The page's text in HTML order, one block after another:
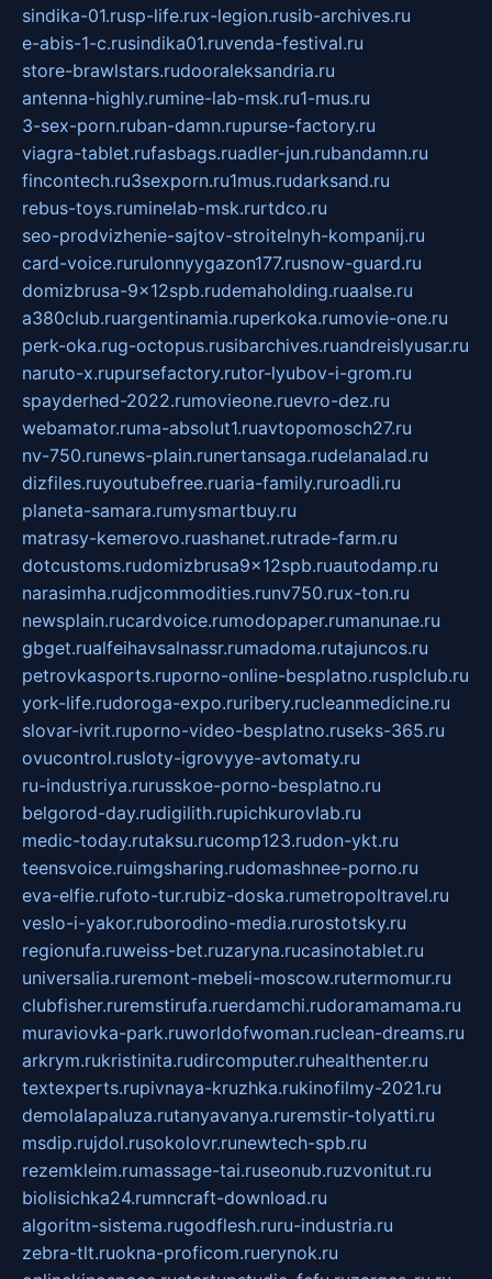
sindika-01.rusp-life.rux-legion.rusib-archives.ru
e-abis-1-c.rusindika01.ruvenda-festival.ru
store-brawlstars.rudooraleksandria.ru
antenna-highly.rumine-lab-msk.ru1-mus.ru
3-sex-porn.ruban-damn.rupurse-factory.ru
viagra-tablet.rufasbags.ruadler-jun.rubandamn.ru
fincontech.ru3sexporn.ru1mus.rudarksand.ru
rebus-toys.ruminelab-msk.rurtdco.ru
seo-prodvizhenie-sajtov-stroitelnyh-kompanij.ru
card-voice.rurulonnyygazon177.rusnow-guard.ru
domizbrusa-9x12spb.rudemaholding.ruaalse.ru
a380club.ruargentinamia.ruperkoka.rumovie-one.ru
perk-oka.rug-octopus.rusibarchives.ruandreislyusar.ru
naruto-x.rupursefactory.rutor-lyubov-i-grom.ru
spayderhed-2022.rumovieone.ruevro-dez.ru
webamator.ruma-absolut1.ruavtopomosch27.ru
nv-750.runews-plain.runertansaga.rudelanalad.ru
dizfiles.ruyoutubefree.ruaria-family.ruroadli.ru
planeta-samara.rumysmartbuy.ru
matrasy-kemerovo.ruashanet.rutrade-farm.ru
dotcustoms.rudomizbrusa9x12spb.ruautodamp.ru
narasimha.rudjcommodities.runv750.rux-ton.ru
newsplain.rucardvoice.rumodopaper.rumanunae.ru
gbget.rualfeihavsalnassr.rumadoma.rutajuncos.ru
petrovkasports.ruporno-online-besplatno.rusplclub.ru
york-life.rudoroga-expo.ruribery.rucleanmedicine.ru
slovar-ivrit.ruporno-video-besplatno.ruseks-365.ru
ovucontrol.rusloty-igrovyye-avtomaty.ru
ru-industriya.rurusskoe-porno-besplatno.ru
belgorod-day.rudigilith.rupichkurovlab.ru
medic-today.rutaksu.rucomp123.rudon-ykt.ru
teensvoice.ruimgsharing.rudomashnee-porno.ru
eva-elfie.rufoto-tur.rubiz-doska.rumetropoltravel.ru
veslo-i-yakor.ruborodino-media.rurostotsky.ru
regionufa.ruweiss-bet.ruzaryna.rucasinotablet.ru
universalia.ruremont-mebeli-moscow.rutermomur.ru
clubfisher.ruremstirufa.ruerdamchi.rudoramamama.ru
muraviovka-park.ruworldofwoman.ruclean-dreams.ru
arkrym.rukristinita.rudircomputer.ruhealthenter.ru
textexperts.rupivnaya-kruzhka.rukinofilmy-2021.ru
demolalapaluza.rutanyavanya.ruremstir-tolyatti.ru
msdip.rujdol.rusokolovr.runewtech-spb.ru
rezemkleim.rumassage-tai.ruseonub.ruzvonitut.ru
biolisichka24.rumncraft-download.ru
algoritm-sistema.rugodflesh.ruru-industria.ru
zebra-tlt.ruokna-proficom.ruerynok.ru